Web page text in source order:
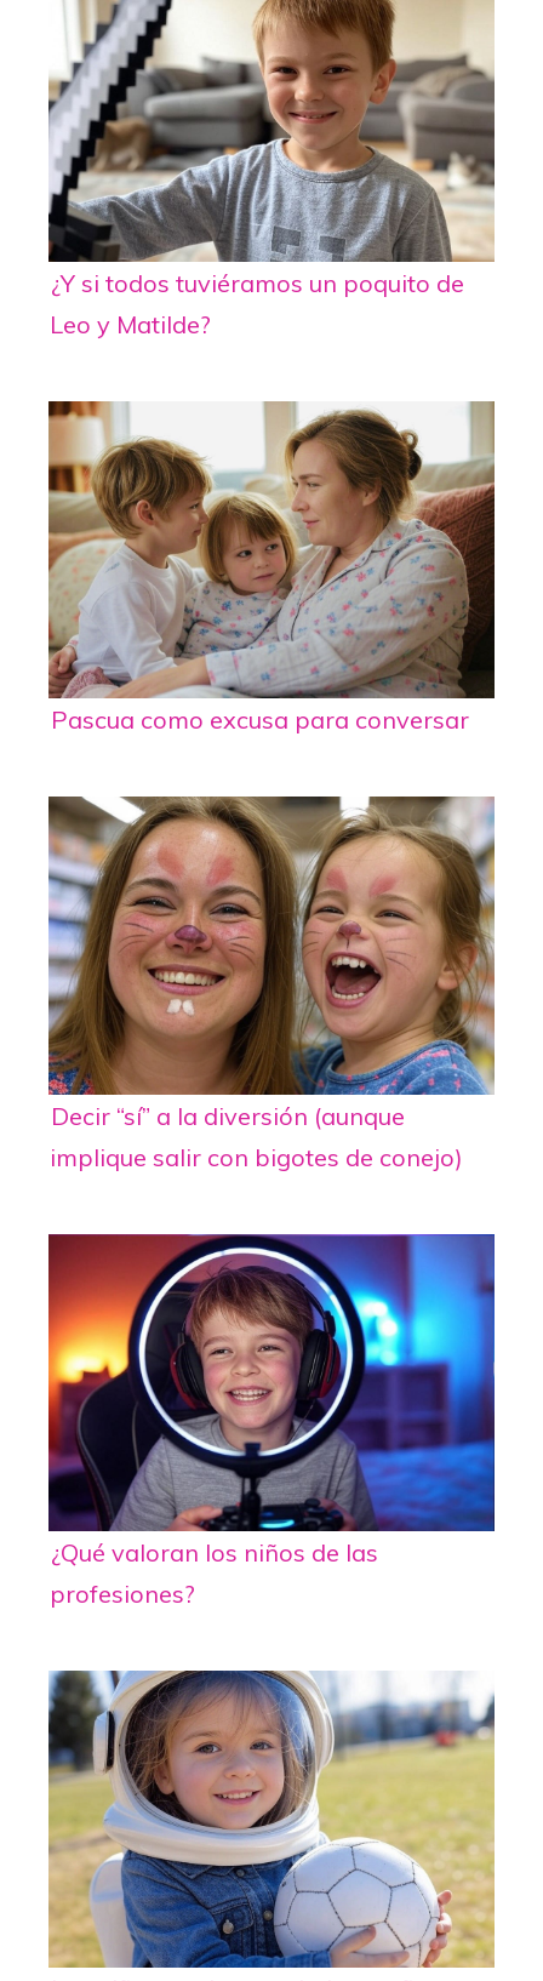
¿Y si todos tuviéramos un poquito de
Leo y Matilde?
Pascua como excusa para conversar
Decir “sí” a la diversión (aunque
implique salir con bigotes de conejo)
¿Qué valoran los niños de las
profesiones?